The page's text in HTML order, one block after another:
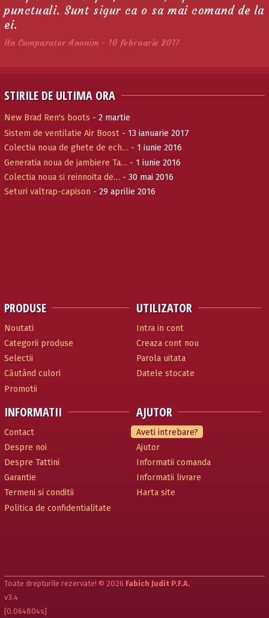
punctuali. Sunt sigur ca o sa mai comand de la
ei.
Un Cumparator Anonim - 10 februarie 2017
STIRILE DE ULTIMA ORA
New Brad Ren's boots - 2 martie
Sistem de ventilatie Air Boost - 13 ianuarie 2017
Colectia noua de ghete de ech… - 1 iunie 2016
Generatia noua de jambiere Ta… - 1 iunie 2016
Colectia noua si reinnoita de… - 30 mai 2016
Seturi valtrap-capison - 29 aprilie 2016
PRODUSE
Noutati
Categorii produse
Selectii
Căutând culori
Promotii
INFORMATII
Contact
Despre noi
Despre Tattini
Garantie
Termeni si conditii
Politica de confidentialitate
UTILIZATOR
Intra in cont
Creaza cont nou
Parola uitata
Datele stocate
AJUTOR
Aveti intrebare?
Ajutor
Informatii comanda
Informatii livrare
Harta site
Toate drepturile rezervate! © 2026 Fabich Judit P.F.A.
v3.4
[0.064804s]